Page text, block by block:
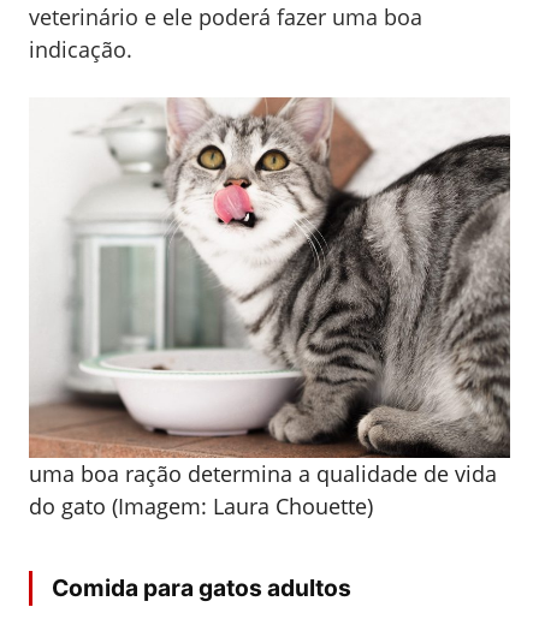
veterinário e ele poderá fazer uma boa
indicação.
uma boa ração determina a qualidade de vida
do gato (Imagem: Laura Chouette)
Comida para gatos adultos